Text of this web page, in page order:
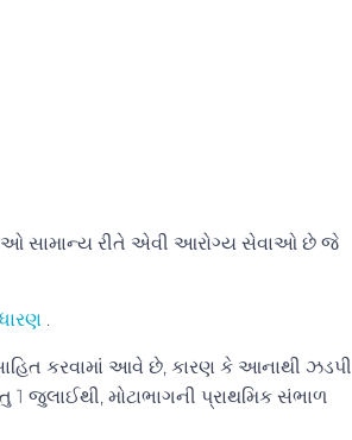
સામાન્ય રીતે એવી આરોગ્ય સેવાઓ છે જે
.
કરવામાં આવે છે, કારણ કે આનાથી ઝડપી
જુલાઈથી, મોટાભાગની પ્રાથમિક સંભાળ